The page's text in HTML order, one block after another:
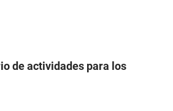
de actividades para los